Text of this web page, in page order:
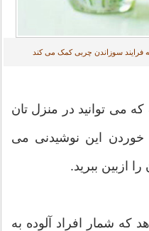
فرایند سوزاندن چربی کمک می کند
می توانید در منزل تان
خوردن این نوشیدنی می
ازبین ببرید.
شمار افراد آلوده به